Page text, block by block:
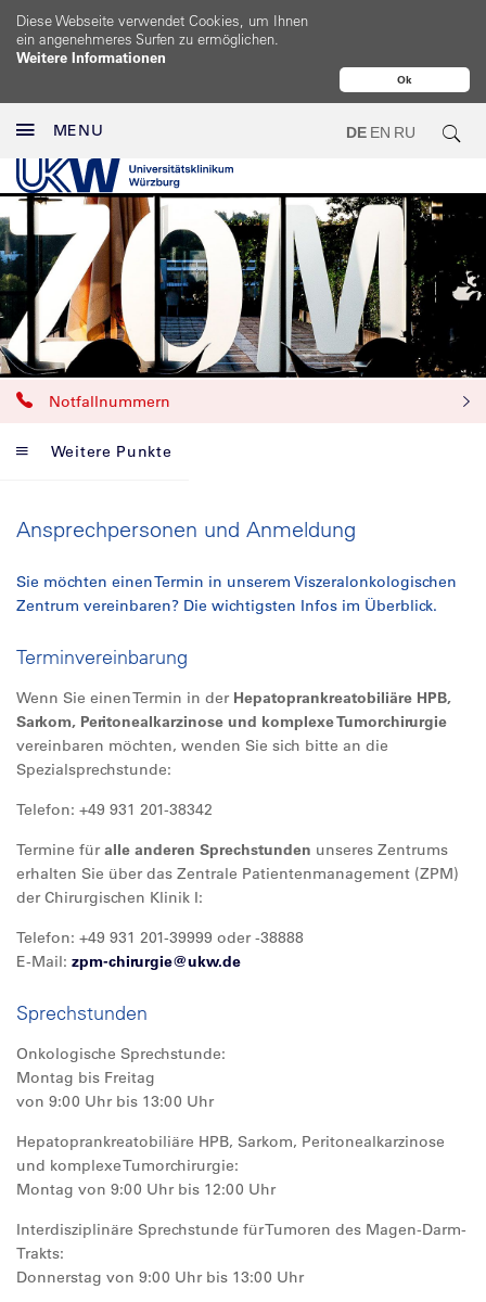
Ok
Diese Webseite verwendet Cookies, um Ihnen
ein angenehmeres Surfen zu ermöglichen.
Weitere Informationen
MENU DE EN RU
Notfallnummern
Weitere Punkte
Ansprechpersonen und Anmeldung
Sie möchten einen Termin in unserem Viszeralonkologischen
Zentrum vereinbaren? Die wichtigsten Infos im Überblick.
Terminvereinbarung
Wenn Sie einen Termin in der Hepatoprankreatobiliäre HPB,
Sarkom, Peritonealkarzinose und komplexe Tumorchirurgie
vereinbaren möchten, wenden Sie sich bitte an die
Spezialsprechstunde:
Telefon: +49 931 201-38342
Termine füralle anderen Sprechstunden unseres Zentrums
erhalten Sie über das Zentrale Patientenmanagement (ZPM)
der Chirurgischen Klinik I:
Telefon: +49 931 201-39999 oder -38888
E-Mail: zpm-chirurgie@ukw.de
Sprechstunden
Onkologische Sprechstunde:
Montag bis Freitag
von 9:00 Uhr bis 13:00 Uhr
Hepatoprankreatobiliäre HPB, Sarkom, Peritonealkarzinose
und komplexe Tumorchirurgie:
Montag von 9:00 Uhr bis 12:00 Uhr
Interdisziplinäre Sprechstunde für Tumoren des Magen-Darm-
Trakts:
Donnerstag von 9:00 Uhr bis 13:00 Uhr